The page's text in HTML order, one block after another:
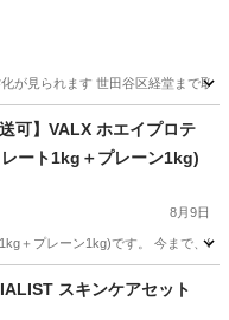
が見られます 世田谷区経堂まで取
可】VALX ホエイプロテ
ート1kg＋プレーン1kg)
8月9日
＋プレーン1kg)です。 今まで、
スキンケアセット